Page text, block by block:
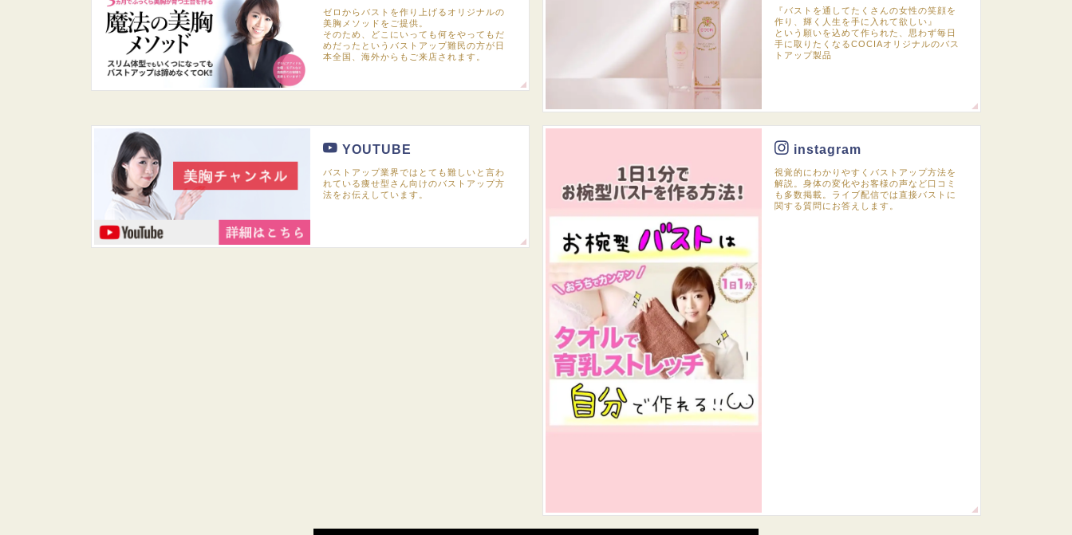
ゼロからバストを作り上げるオリジナルの
美胸メソッドをご提供。
そのため、どこにいっても何をやってもだ
めだったというバストアップ難民の方が日
本全国、海外からもご来店されます。
『バストを通してたくさんの女性の笑顔を
作り、輝く人生を手に入れて欲しい』
という願いを込めて作られた、思わず毎日
手に取りたくなるCOCIAオリジナルのバス
トアップ製品
YOUTUBE
バストアップ業界ではとても難しいと言わ
れている痩せ型さん向けのバストアップ方
法をお伝えしています。
instagram
視覚的にわかりやすくバストアップ方法を
解説。身体の変化やお客様の声など口コミ
も多数掲載。ライブ配信では直接バストに
関する質問にお答えします。